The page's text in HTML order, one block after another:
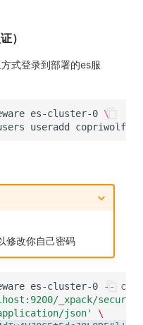
）
式登录到部署的es服
es-cluster-0 \
useradd copriwolf
修改你自己密码
es-cluster-0 --
curl
_xpack/
json'
\